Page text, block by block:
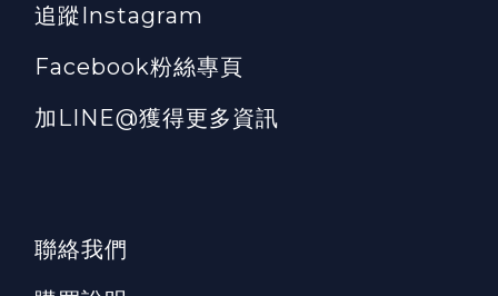
追蹤Instagram
Facebook粉絲專頁
加LINE@獲得更多資訊
聯絡我們